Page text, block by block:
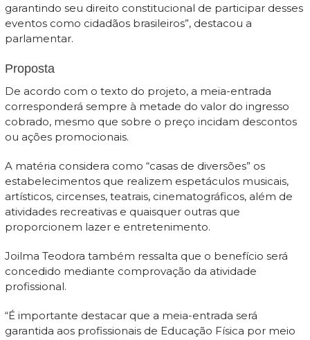
garantindo seu direito constitucional de participar desses
eventos como cidadãos brasileiros”, destacou a
parlamentar.
Proposta
De acordo com o texto do projeto, a meia-entrada
corresponderá sempre à metade do valor do ingresso
cobrado, mesmo que sobre o preço incidam descontos
ou ações promocionais.
A matéria considera como “casas de diversões” os
estabelecimentos que realizem espetáculos musicais,
artísticos, circenses, teatrais, cinematográficos, além de
atividades recreativas e quaisquer outras que
proporcionem lazer e entretenimento.
Joilma Teodora também ressalta que o benefício será
concedido mediante comprovação da atividade
profissional.
“É importante destacar que a meia-entrada será
garantida aos profissionais de Educação Física por meio